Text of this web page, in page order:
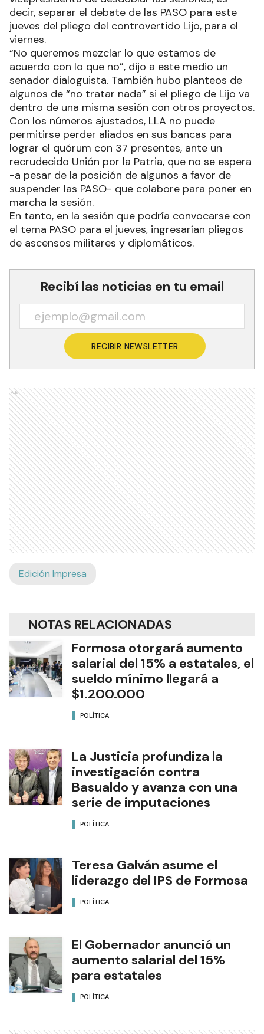
decir, separar el debate de las PASO para este
jueves del pliego del controvertido Lijo, para el
viernes.
“No queremos mezclar lo que estamos de
acuerdo con lo que no”, dijo a este medio un
senador dialoguista. También hubo planteos de
algunos de “no tratar nada” si el pliego de Lijo va
dentro de una misma sesión con otros proyectos.
Con los números ajustados, LLA no puede
permitirse perder aliados en sus bancas para
lograr el quórum con 37 presentes, ante un
recrudecido Unión por la Patria, que no se espera
-a pesar de la posición de algunos a favor de
suspender las PASO- que colabore para poner en
marcha la sesión.
En tanto, en la sesión que podría convocarse con
el tema PASO para el jueves, ingresarían pliegos
de ascensos militares y diplomáticos.
Recibí las noticias en tu email
RECIBIR NEWSLETTER
Ads
Edición Impresa
NOTAS RELACIONADAS
Formosa otorgará aumento
salarial del 15% a estatales, el
sueldo mínimo llegará a
$1.200.000
POLÍTICA
La Justicia profundiza la
investigación contra
Basualdo y avanza con una
serie de imputaciones
POLÍTICA
Teresa Galván asume el
liderazgo del IPS de Formosa
POLÍTICA
El Gobernador anunció un
aumento salarial del 15%
para estatales
POLÍTICA